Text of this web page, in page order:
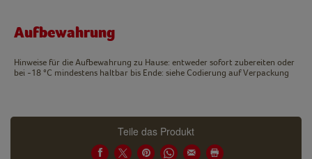
Aufbewahrung
Hinweise für die Aufbewahrung zu Hause: entweder sofort zubereiten oder
bei -18 °C mindestens haltbar bis Ende: siehe Codierung auf Verpackung
Teile das Produkt